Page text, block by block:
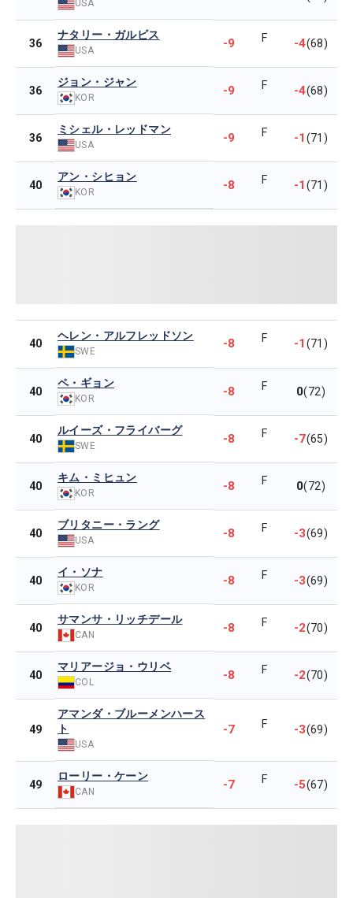
USA
36
ナタリー・ガルビス
USA -9 F -4(68)
36
ジョン・ジャン
KOR -9 F -4(68)
36
ミシェル・レッドマン
USA -9 F -1(71)
40
アン・シヒョン
KOR -8 F -1(71)
40
ヘレン・アルフレッドソン
SWE
-8 F -1(71)
40
ペ・ギョン
KOR -8 F 0(72)
40
ルイーズ・フライバーグ
SWE -8 F -7(65)
40
キム・ミヒュン
KOR -8 F 0(72)
40
ブリタニー・ラング
USA -8 F -3(69)
40
イ・ソナ
KOR -8 F -3(69)
40
サマンサ・リッチデール
CAN -8 F -2(70)
40
マリアージョ・ウリベ
COL -8 F -2(70)
49
アマンダ・ブルーメンハース
ト
USA
-7 F -3(69)
49
ローリー・ケーン
CAN -7 F -5(67)